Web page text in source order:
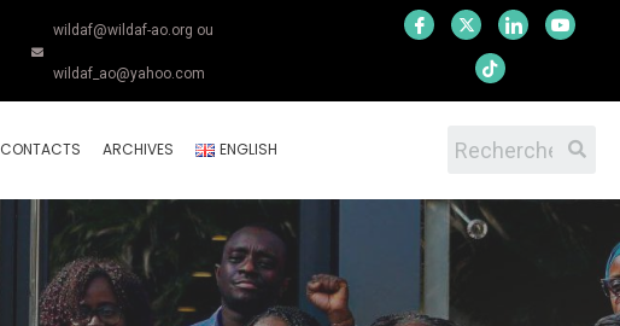
wildaf@wildaf-ao.org ou
wildaf_ao@yahoo.com
CONTACTS ARCHIVES ENGLISH